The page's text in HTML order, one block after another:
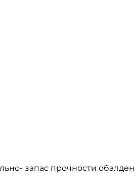
запас прочности